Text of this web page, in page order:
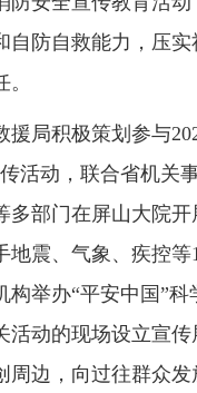
自防自救能力，压
援局积极策划参与
活动，联合省机关
多部门在屏山大院开
地震、气象、疾控等
构举办“平安中国”科
活动的现场设立宣传
周边，向过往群众